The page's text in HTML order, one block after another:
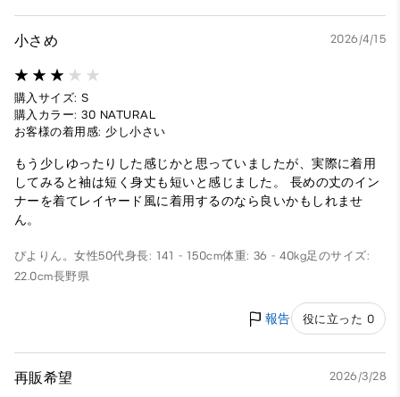
小さめ 2026/4/15
購入サイズ: S
購入カラー: 30 NATURAL
お客様の着用感: 少し小さい
もう少しゆったりした感じかと思っていましたが、実際に着用
してみると袖は短く身丈も短いと感じました。 長めの丈のイン
ナーを着てレイヤード風に着用するのなら良いかもしれませ
ん。
ぴよりん。女性50代身長: 141 - 150cm体重: 36 - 40kg足のサイズ:
22.0cm長野県
報告 役に立った 0
再販希望 2026/3/28